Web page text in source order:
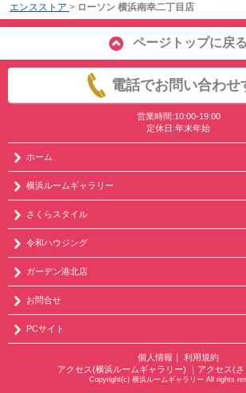
エンスストア > ローソン 横浜南幸二丁目店
ページトップに戻る
電話でお問い合わせ
営業時間:10:00-19:00
定休日:年末年始
ホーム
横浜ルームギャラリー
さくらスタイル
令和ハウジング
ガーデン港北店
お問合せ
PCサイト
個人情報 ｜ 利用規約
アクセス(横浜ルームギャラリー) ｜ アクセス(
Copyright(c) 横浜ルームギャラリー All rights